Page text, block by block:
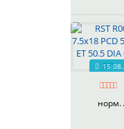
602
604
607
614
622
норм.